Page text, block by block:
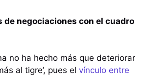
de negociaciones con el cuadro
no ha hecho más que deteriorar
al tigre’, pues el vínculo entre